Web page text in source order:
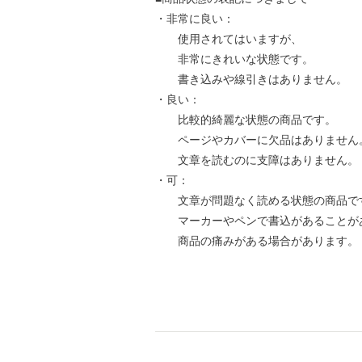
・非常に良い：
使用されてはいますが、
非常にきれいな状態です。
書き込みや線引きはありません。
・良い：
比較的綺麗な状態の商品です。
ページやカバーに欠品はありません
文章を読むのに支障はありません。
・可：
文章が問題なく読める状態の商品で
マーカーやペンで書込があることが
商品の痛みがある場合があります。